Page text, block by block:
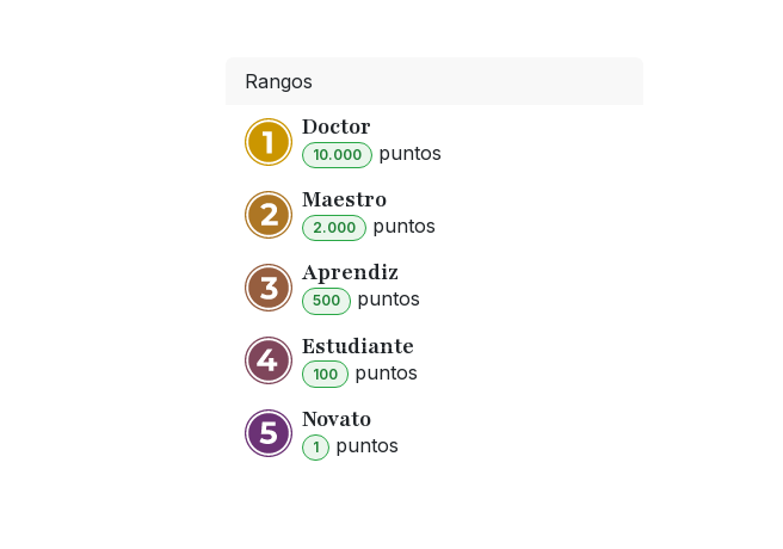
Rangos
Doctor
10.000 puntos
Maestro
2.000 puntos
Aprendiz
500 puntos
Estudiante
100 puntos
Novato
1 puntos